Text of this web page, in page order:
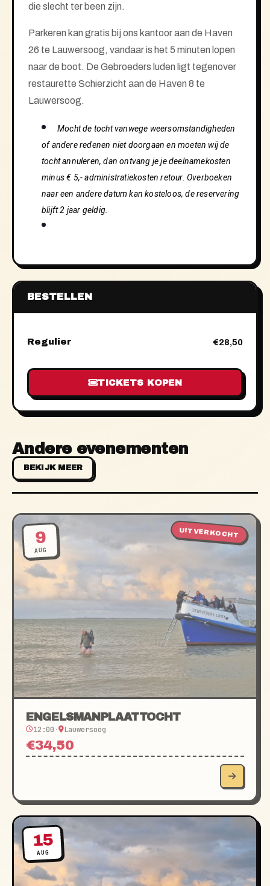
die slecht ter been zijn.
Parkeren kan gratis bij ons kantoor aan de Haven
26 te Lauwersoog, vandaar is het 5 minuten lopen
naar de boot. De Gebroeders luden ligt tegenover
restaurette Schierzicht aan de Haven 8 te
Lauwersoog.
Mocht de tocht vanwege weersomstandigheden
of andere redenen niet doorgaan en moeten wij de
tocht annuleren, dan ontvang je je deelnamekosten
minus € 5,- administratiekosten retour. Overboeken
naar een andere datum kan kosteloos, de reservering
blijft 2 jaar geldig.
BESTELLEN
Regulier €28,50
TICKETS KOPEN
Andere evenementen
BEKIJK MEER
9
AUG
UITVERKOCHT
ENGELSMANPLAATTOCHT
12:00 · Lauwersoog
€34,50
15
AUG